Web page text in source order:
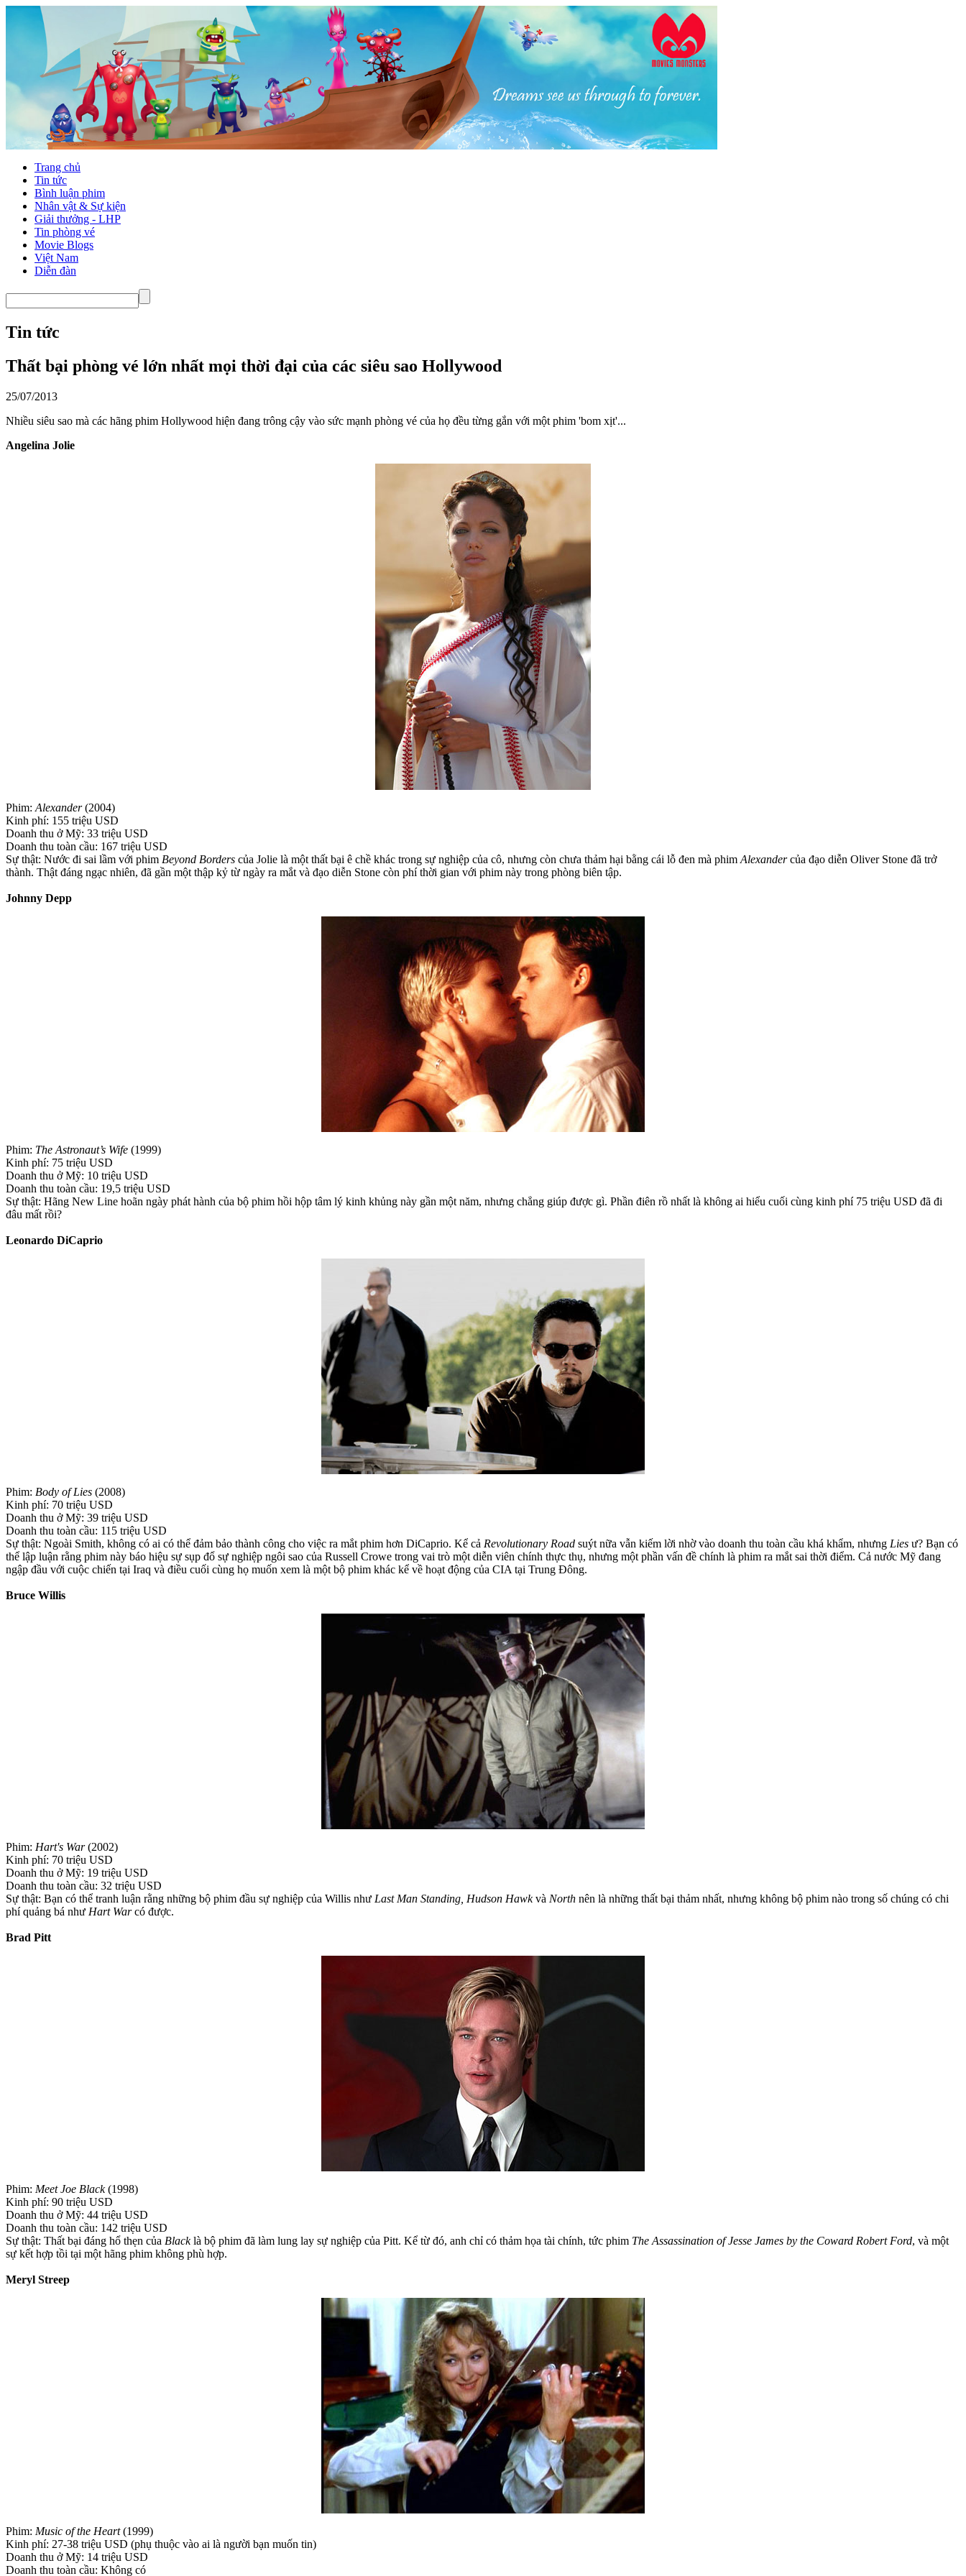
Trang chủ
Tin tức
Bình luận phim
Nhân vật & Sự kiện
Giải thưởng - LHP
Tin phòng vé
Movie Blogs
Việt Nam
Diễn đàn
Tin tức
Thất bại phòng vé lớn nhất mọi thời đại của các siêu sao Hollywood
25/07/2013
Nhiều siêu sao mà các hãng phim Hollywood hiện đang trông cậy vào sức mạnh phòng vé của họ đều từng gắn với một phim 'bom xịt'...
Angelina Jolie
Phim: Alexander(2004)
Kinh phí: 155 triệu USD
Doanh thu ở Mỹ: 33 triệu USD
Doanh thu toàn cầu: 167 triệu USD
Sự thật: Nước đi sai lầm với phim Beyond Borders của Jolie là một thất bại ê chề khác trong sự nghiệp của cô, nhưng còn chưa thảm hại bằng cái lỗ đen mà phim Alexandercủa đạo diễn Oliver Stone đã trở
thành. Thật đáng ngạc nhiên, đã gần một thập kỷ từ ngày ra mắt và đạo diễn Stone còn phí thời gian với phim này trong phòng biên tập.
Johnny Depp
Phim: The Astronaut’s Wife (1999)
Kinh phí: 75 triệu USD
Doanh thu ở Mỹ: 10 triệu USD
Doanh thu toàn cầu: 19,5 triệu USD
Sự thật: Hãng New Line hoãn ngày phát hành của bộ phim hồi hộp tâm lý kinh khủng này gần một năm, nhưng chẳng giúp được gì. Phần điên rồ nhất là không ai hiểu cuối cùng kinh phí 75 triệu USD đã đi
đâu mất rồi?
Leonardo DiCaprio
Phim: Body of Lies (2008)
Kinh phí: 70 triệu USD
Doanh thu ở Mỹ: 39 triệu USD
Doanh thu toàn cầu: 115 triệu USD
Sự thật: Ngoài Smith, không có ai có thể đảm bảo thành công cho việc ra mắt phim hơn DiCaprio. Kể cả Revolutionary Road suýt nữa vẫn kiếm lời nhờ vào doanh thu toàn cầu khá khẩm, nhưng Lies ư? Bạn có
thể lập luận rằng phim này báo hiệu sự sụp đổ sự nghiệp ngôi sao của Russell Crowe trong vai trò một diễn viên chính thực thụ, nhưng một phần vấn đề chính là phim ra mắt sai thời điểm. Cả nước Mỹ đang
ngập đầu với cuộc chiến tại Iraq và điều cuối cùng họ muốn xem là một bộ phim khác kể về hoạt động của CIA tại Trung Đông.
Bruce Willis
Phim: Hart's War(2002)
Kinh phí: 70 triệu USD
Doanh thu ở Mỹ: 19 triệu USD
Doanh thu toàn cầu: 32 triệu USD
Sự thật: Bạn có thể tranh luận rằng những bộ phim đầu sự nghiệp của Willis như Last Man Standing, Hudson Hawkvà North nên là những thất bại thảm nhất, nhưng không bộ phim nào trong số chúng có chi
phí quảng bá như Hart Warcó được.
Brad Pitt
Phim: Meet Joe Black(1998)
Kinh phí: 90 triệu USD
Doanh thu ở Mỹ: 44 triệu USD
Doanh thu toàn cầu: 142 triệu USD
Sự thật: Thất bại đáng hổ thẹn của Blacklà bộ phim đã làm lung lay sự nghiệp của Pitt. Kể từ đó, anh chỉ có thảm họa tài chính, tức phim The Assassination of Jesse James by the Coward Robert Ford, và một
sự kết hợp tồi tại một hãng phim không phù hợp.
Meryl Streep
Phim: Music of the Heart(1999)
Kinh phí: 27-38 triệu USD (phụ thuộc vào ai là người bạn muốn tin)
Doanh thu ở Mỹ: 14 triệu USD
Doanh thu toàn cầu: Không có